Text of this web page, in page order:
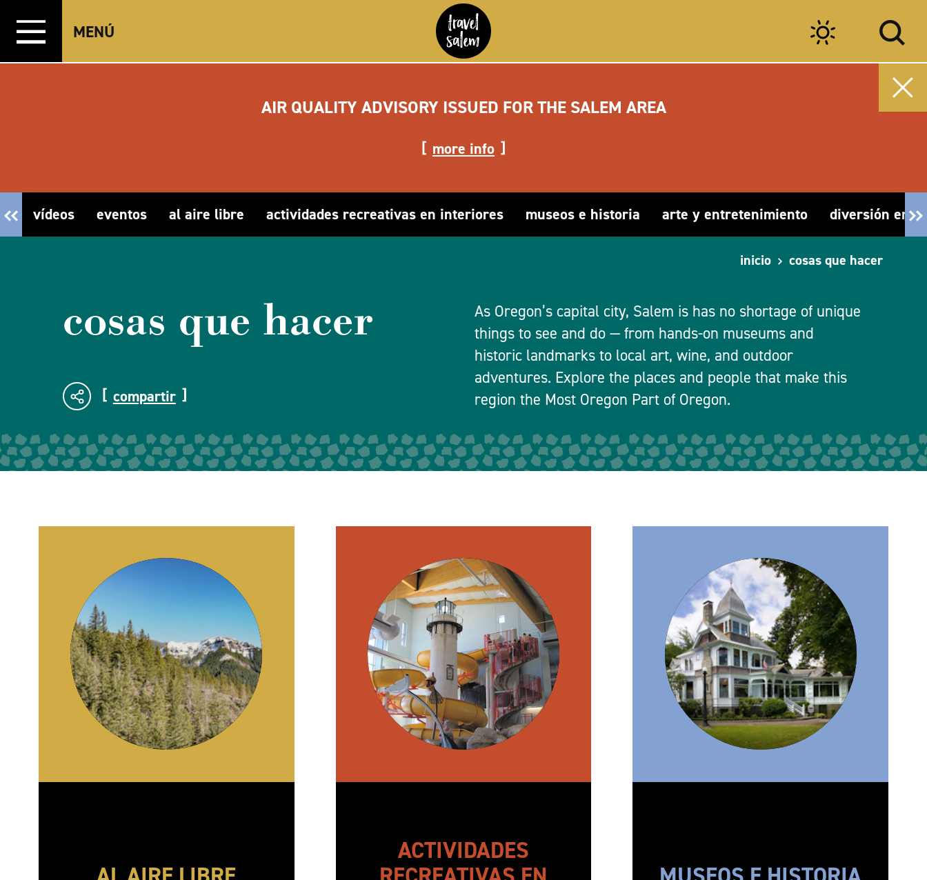
Ir al contenido
MENÚ
AIR QUALITY ADVISORY ISSUED FOR THE SALEM AREA
more info
vídeos eventos al aire libre actividades recreativas en interiores museos e historia arte y entretenimiento diversión en
inicio cosas que hacer
cosas que hacer
compartir
As Oregon’s capital city, Salem is has no shortage of unique
things to see and do — from hands-on museums and
historic landmarks to local art, wine, and outdoor
adventures. Explore the places and people that make this
region the Most Oregon Part of Oregon.
ACTIVIDADES